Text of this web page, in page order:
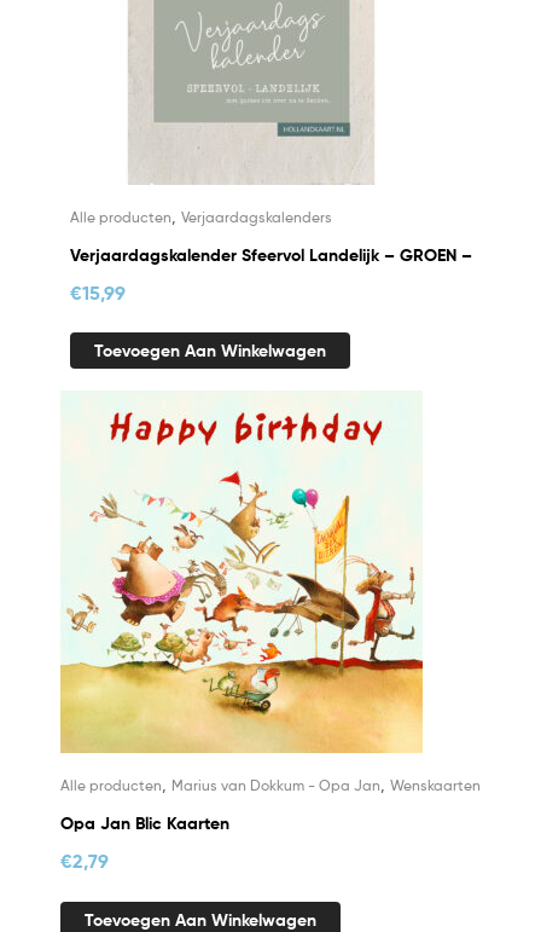
Alle producten Verjaardagskalenders
Verjaardagskalender Sfeervol Landelijk – GROEN –
€15,99
Toevoegen Aan Winkelwagen
Alle producten Marius van Dokkum - Opa Jan Wenskaarten
Opa Jan Blic Kaarten
€2,79
Toevoegen Aan Winkelwagen